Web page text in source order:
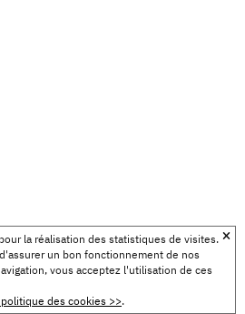
la réalisation des statistiques de visites.
un bon fonctionnement de nos
vous acceptez l'utilisation de ces
politique des cookies >>.